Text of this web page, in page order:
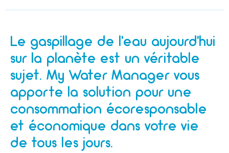
Le gaspillage de l’eau aujourd’hui
sur la planète est un véritable
sujet. My Water Manager vous
apporte la solution pour une
consommation écoresponsable
et économique dans votre vie
de tous les jours.